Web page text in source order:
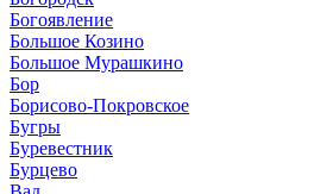
Богоявление
Большое Козино
Большое Мурашкино
Бор
Борисово-Покровское
Бугры
Буревестник
Бурцево